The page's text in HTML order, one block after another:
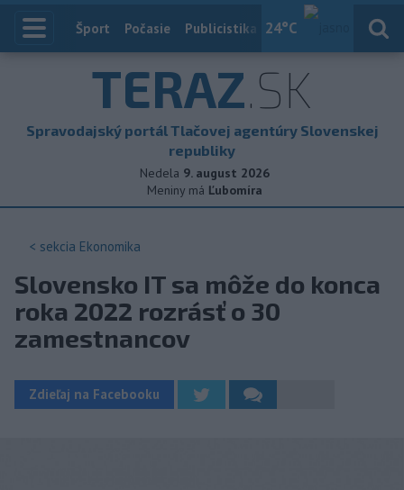
24°C
Index
Šport Počasie Publicistika Slovensko
TERAZ.SK
Spravodajský portál Tlačovej agentúry Slovenskej
republiky
Nedela 9. august 2026
Meniny má Ľubomíra
< sekcia Ekonomika
Slovensko IT sa môže do konca
roka 2022 rozrásť o 30
zamestnancov
Zdieľaj na Facebooku